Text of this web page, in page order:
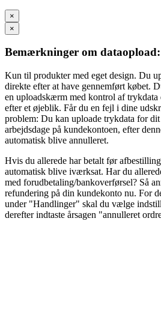
×
×
Bemærkninger om dataopload:
Kun til produkter med eget design. Du
direkte efter at have gennemført købet.
en uploadskærm med kontrol af trykdata
efter et øjeblik. Får du en fejl i dine
problem: Du kan uploade trykdata for
arbejdsdage på kundekontoen, efter
automatisk blive annulleret.
Hvis du allerede har betalt før
automatisk blive iværksat. Har du
med forudbetaling/bankoverførsel? Så
refundering på din kundekonto nu. For
under "Handlinger" skal du vælge
derefter indtaste årsagen "annulleret